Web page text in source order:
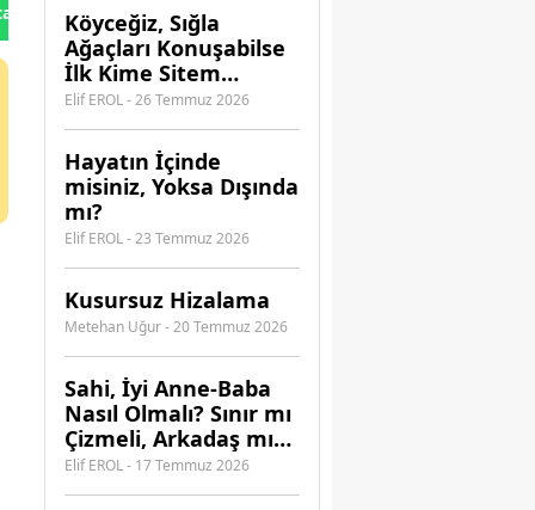
GönderKöyceğiz, Sığla
Ağaçları Konuşabilse
İlk Kime Sitem
Ederdi?
Elif EROL - 26 Temmuz 2026
Hayatın İçinde
misiniz, Yoksa Dışında
mı?
Elif EROL - 23 Temmuz 2026
Kusursuz Hizalama
Metehan Uğur - 20 Temmuz 2026
​Sahi, İyi Anne-Baba
Nasıl Olmalı? Sınır mı
Çizmeli, Arkadaş mı
Olmalı?
Elif EROL - 17 Temmuz 2026